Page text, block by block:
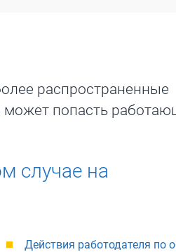
распространенные
может попасть
случае на
Действия работодателя по